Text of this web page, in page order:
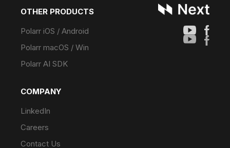
OTHER PRODUCTS
Polarr iOS / Android
Polarr macOS / Win
Polarr AI SDK
COMPANY
LinkedIn
Careers
Contact Us